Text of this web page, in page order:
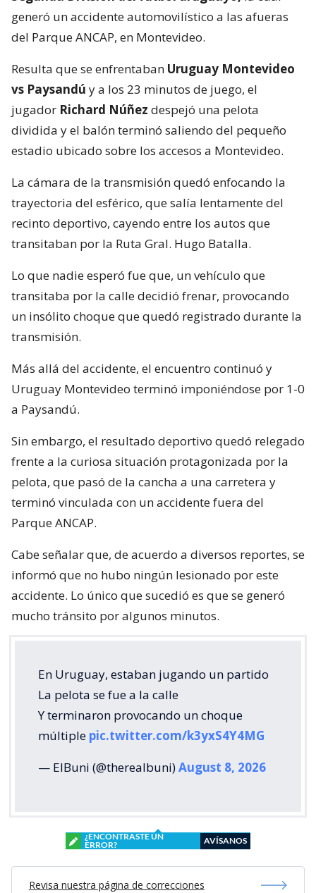
generó un accidente automovilístico a las afueras
del Parque ANCAP, en Montevideo.
Resulta que se enfrentaban Uruguay Montevideo
vs Paysandú y a los 23 minutos de juego, el
jugador Richard Núñez despejó una pelota
dividida y el balón terminó saliendo del pequeño
estadio ubicado sobre los accesos a Montevideo.
La cámara de la transmisión quedó enfocando la
trayectoria del esférico, que salía lentamente del
recinto deportivo, cayendo entre los autos que
transitaban por la Ruta Gral. Hugo Batalla.
Lo que nadie esperó fue que, un vehículo que
transitaba por la calle decidió frenar, provocando
un insólito choque que quedó registrado durante la
transmisión.
Más allá del accidente, el encuentro continuó y
Uruguay Montevideo terminó imponiéndose por 1-0
a Paysandú.
Sin embargo, el resultado deportivo quedó relegado
frente a la curiosa situación protagonizada por la
pelota, que pasó de la cancha a una carretera y
terminó vinculada con un accidente fuera del
Parque ANCAP.
Cabe señalar que, de acuerdo a diversos reportes, se
informó que no hubo ningún lesionado por este
accidente. Lo único que sucedió es que se generó
mucho tránsito por algunos minutos.
En Uruguay, estaban jugando un partido
La pelota se fue a la calle
Y terminaron provocando un choque
múltiple pic.twitter.com/k3yxS4Y4MG
— ElBuni (@therealbuni)August 8, 2026
¿ENCONTRASTE UN
ERROR?
AVÍSANOS
Revisa nuestra página de correcciones